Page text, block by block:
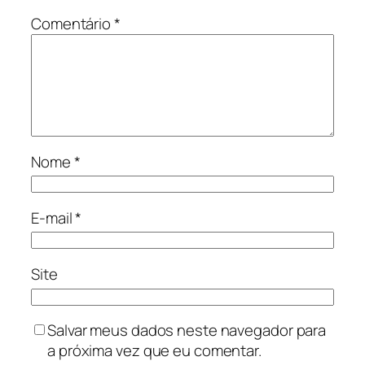
Comentário*
Nome*
E-mail*
Site
Salvar meus dados neste navegador para
a próxima vez que eu comentar.